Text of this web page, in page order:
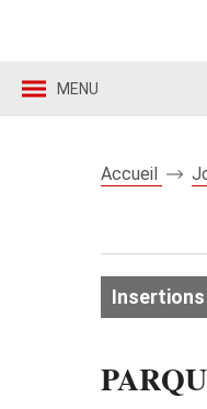
MENU
Accueil